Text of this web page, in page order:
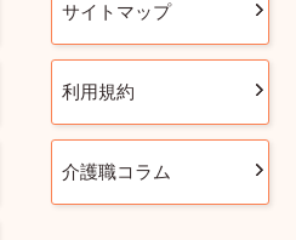
サイトマップ
利用規約
介護職コラム